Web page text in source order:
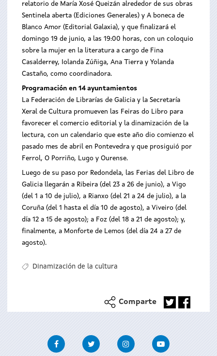
relatorio de María Xosé Queizán alrededor de sus obras
Sentinela aberta (Ediciones Generales) y A boneca de
Blanco Amor (Editorial Galaxia), y que finalizará el
domingo 19 de junio, a las 19:00 horas, con un coloquio
sobre la mujer en la literatura a cargo de Fina
Casalderrey, Iolanda Zúñiga, Ana Tierra y Yolanda
Castaño, como coordinadora.
Programación en 14 ayuntamientos
La Federación de Librarías de Galicia y la Secretaría
Xeral de Cultura promueven las Feiras do Libro para
favorecer el comercio editorial y la dinamización de la
lectura, con un calendario que este año dio comienzo el
pasado mes de abril en Pontevedra y que prosiguió por
Ferrol, O Porriño, Lugo y Ourense.
Luego de su paso por Redondela, las Ferias del Libro de
Galicia llegarán a Ribeira (del 23 a 26 de junio), a Vigo
(del 1 a 10 de julio), a Rianxo (del 21 a 24 de julio), a la
Coruña (del 1 hasta el día 10 de agosto), a Viveiro (del
día 12 a 15 de agosto); a Foz (del 18 a 21 de agosto); y,
finalmente, a Monforte de Lemos (del día 24 a 27 de
agosto).
Dinamización de la cultura
Comparte
FacebookTwitter InstagramYoutube